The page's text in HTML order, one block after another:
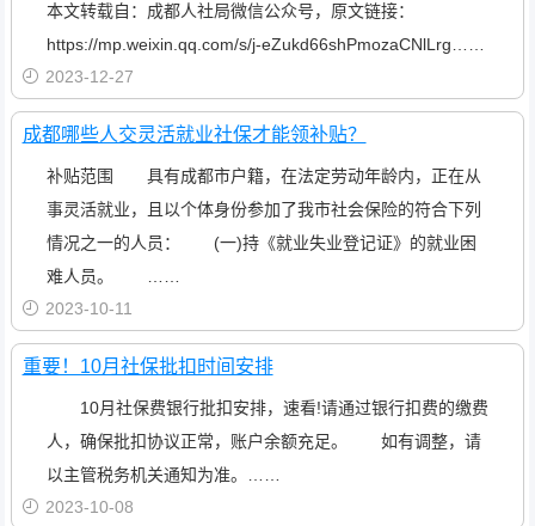
本文转载自：成都人社局微信公众号，原文链接：
https://mp.weixin.qq.com/s/j-eZukd66shPmozaCNlLrg……
2023-12-27
成都哪些人交灵活就业社保才能领补贴？
补贴范围 具有成都市户籍，在法定劳动年龄内，正在从
事灵活就业，且以个体身份参加了我市社会保险的符合下列
情况之一的人员： (一)持《就业失业登记证》的就业困
难人员。 ……
2023-10-11
重要！10月社保批扣时间安排
10月社保费银行批扣安排，速看!请通过银行扣费的缴费
人，确保批扣协议正常，账户余额充足。 如有调整，请
以主管税务机关通知为准。……
2023-10-08